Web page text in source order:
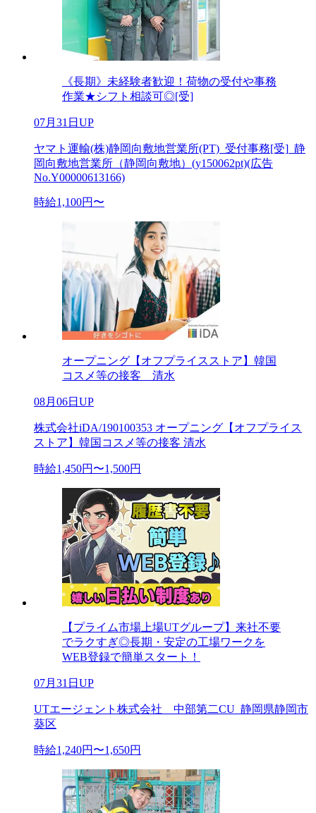
《長期》未経験者歓迎！荷物の受付や事務
作業★シフト相談可◎[受]
07月31日UP
ヤマト運輸(株)静岡向敷地営業所(PT)_受付事務[受]_静
岡向敷地営業所（静岡向敷地）(y150062pt)(広告
No.Y00000613166)
時給1,100円〜
オープニング【オフプライスストア】韓国
コスメ等の接客 清水
08月06日UP
株式会社iDA/190100353 オープニング【オフプライス
ストア】韓国コスメ等の接客 清水
時給1,450円〜1,500円
【プライム市場上場UTグループ】来社不要
でラクすぎ◎長期・安定の工場ワークを
WEB登録で簡単スタート！
07月31日UP
UTエージェント株式会社 中部第二CU_静岡県静岡市
葵区
時給1,240円〜1,650円